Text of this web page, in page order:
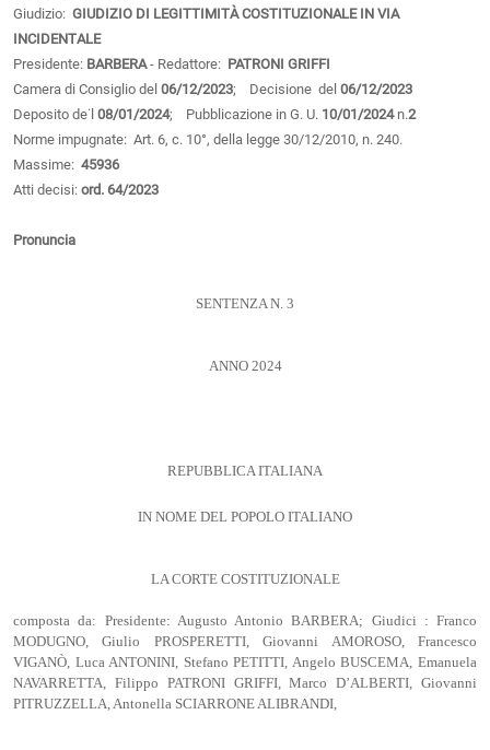
Giudizio: GIUDIZIO DI LEGITTIMITÀ COSTITUZIONALE IN VIA
INCIDENTALE
Presidente: BARBERA- Redattore: PATRONI GRIFFI
Camera di Consiglio del 06/12/2023; Decisione del 06/12/2023
Deposito de˙l 08/01/2024; Pubblicazione in G. U. 10/01/2024n.2
Norme impugnate: Art. 6, c. 10°, della legge 30/12/2010, n. 240.
Massime: 45936
Atti decisi: ord. 64/2023
Pronuncia
SENTENZA N. 3
ANNO 2024
REPUBBLICA ITALIANA
IN NOME DEL POPOLO ITALIANO
LA CORTE COSTITUZIONALE
composta da: Presidente: Augusto Antonio BARBERA; Giudici : Franco
MODUGNO, Giulio PROSPERETTI, Giovanni AMOROSO, Francesco
VIGANÒ, Luca ANTONINI, Stefano PETITTI, Angelo BUSCEMA, Emanuela
NAVARRETTA, Filippo PATRONI GRIFFI, Marco D’ALBERTI, Giovanni
PITRUZZELLA, Antonella SCIARRONE ALIBRANDI,